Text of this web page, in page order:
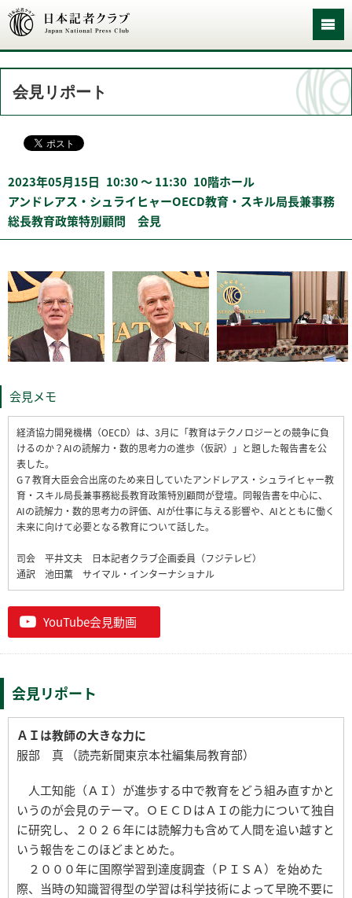
会見リポート
2023年05月15日 10:30 〜 11:30 10階ホール
アンドレアス・シュライヒャーOECD教育・スキル局長兼事務
総長教育政策特別顧問 会見
会見メモ
経済協力開発機構（OECD）は、3月に「教育はテクノロジーとの競争に負
けるのか？AIの読解力・数的思考力の進歩（仮訳）」と題した報告書を公
表した。
G７教育大臣会合出席のため来日していたアンドレアス・シュライヒャー教
育・スキル局長兼事務総長教育政策特別顧問が登壇。同報告書を中心に、
AIの読解力・数的思考力の評価、AIが仕事に与える影響や、AIとともに働く
未来に向けて必要となる教育について話した。
司会 平井文夫 日本記者クラブ企画委員（フジテレビ）
通訳 池田薫 サイマル・インターナショナル
YouTube会見動画
会見リポート
ＡＩは教師の大きな力に
服部 真 （読売新聞東京本社編集局教育部）
人工知能（ＡＩ）が進歩する中で教育をどう組み直すかと
いうのが会見のテーマ。ＯＥＣＤはＡＩの能力について独自
に研究し、２０２６年には読解力も含めて人間を追い越すと
いう報告をこのほどまとめた。
２０００年に国際学習到達度調査（ＰＩＳＡ）を始めた
際、当時の知識習得型の学習は科学技術によって早晩不要に